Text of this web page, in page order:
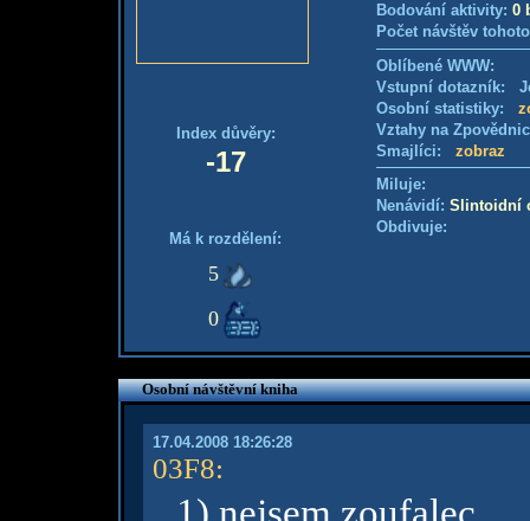
Index důvěry:
-17
Má k rozdělení:
5
0
Bodování aktivity: 0
Počet návštěv
Oblíbené WWW:
Vstupní dotazník:
Osobní statistiky:
Vztahy na
Smajlíci: zobraz
Miluje:
Nenávidí: Slintoidní
Obdivuje:
Osobní návštěvní kniha
17.04.2008 18:26:28
03F8: